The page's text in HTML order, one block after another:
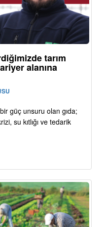
tarım
alanına
güç unsuru olan gıda;
su kıtlığı ve tedarik